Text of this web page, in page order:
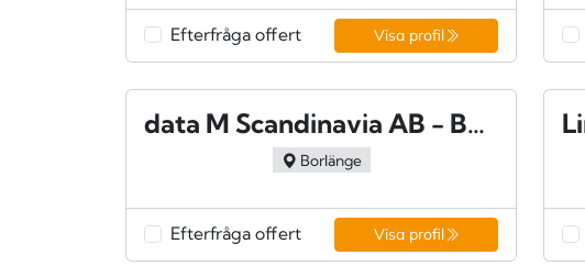
Efterfråga offert Visa profil
data M Scandinavia AB - Borlänge
Borlänge
Efterfråga offert Visa profil